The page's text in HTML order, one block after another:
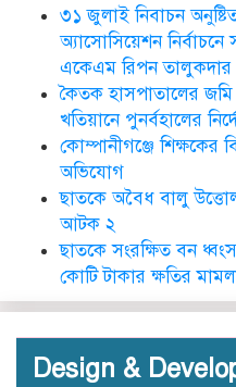
ডা.
৩১ জুলাই নিবাচন
অ্যাসোসিয়েশন নির্বাচনে
একেএম রিপন তালুকদার
কৈতক হাসপাতালের
খতিয়ানে পুনর্বহালের
কোম্পানীগঞ্জে শিক্ষকের
অভিযোগ
ছাতকে অবৈধ বালু
আটক ২
ছাতকে সংরক্ষিত বন
কোটি টাকার ক্ষতির
Design &